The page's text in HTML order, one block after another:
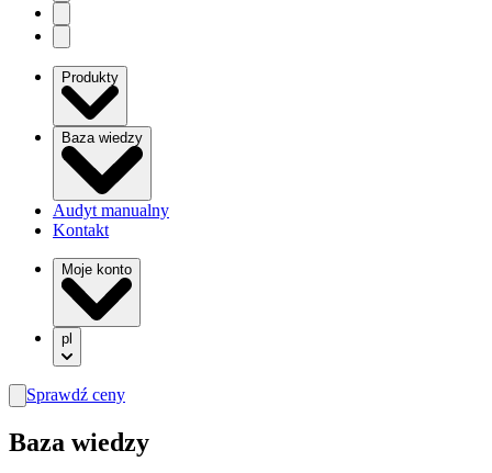
Produkty
Baza wiedzy
Audyt manualny
Kontakt
Moje konto
pl
search
Sprawdź ceny
Baza wiedzy